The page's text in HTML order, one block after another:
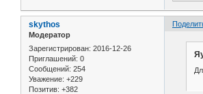
skythos
Модератор
Зарегистрирован: 2016-12-26
Приглашений: 0
Сообщений: 254
Уважение: +229
Позитив: +382